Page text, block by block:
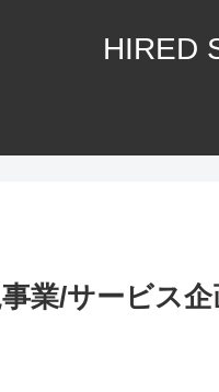
HIRED
事業/サービス